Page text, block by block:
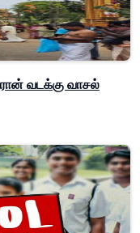
வடக்கு வாசல்